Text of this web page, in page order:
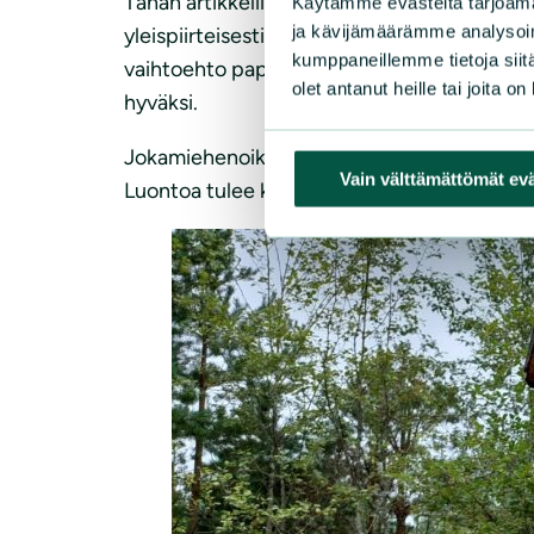
ja kävijämäärämme
kumppaneillemme tietoja
olet antanut heille tai joita
Vain välttämättömät
yleispiirteisesti kartalla. Tarkemmat kartat
vaihtoehto paperiselle kartalle.
hyväksi.
Jokamiehenoikeuden nojalla kaikilla on
Luontoa tulee kunnioittaa ja roskaamista